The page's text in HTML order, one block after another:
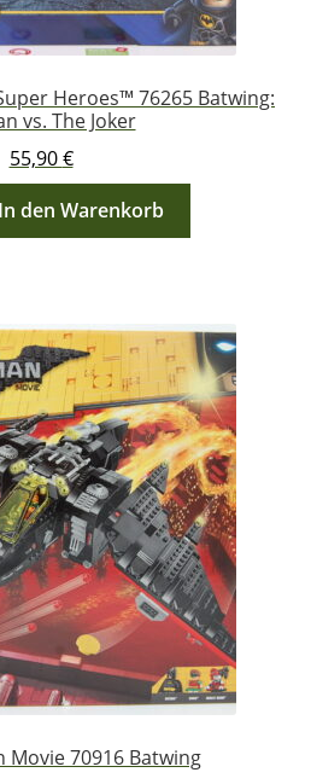
Heroes™ 76265 Batwing:
vs. The Joker
55,90€
In den Warenkorb
Movie 70916 Batwing